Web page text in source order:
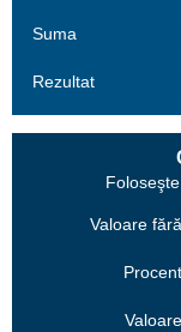
Suma
Rezultat
Valoare